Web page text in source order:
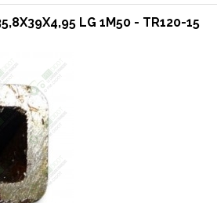
LG 1M50 - TR120-15